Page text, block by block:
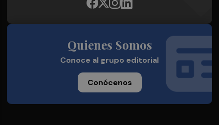
Quienes Somos
Conoce al grupo editorial
Conócenos